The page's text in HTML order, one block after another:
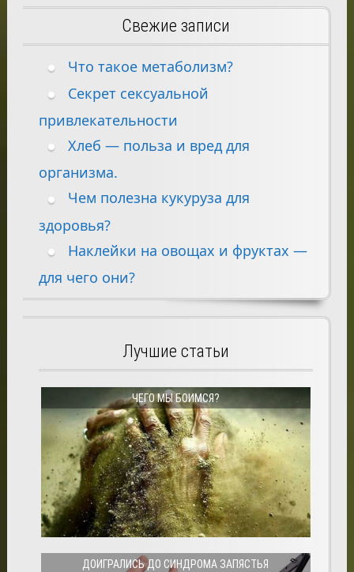
Свежие записи
Что такое метаболизм?
Секрет сексуальной
привлекательности
Хлеб — польза и вред для
организма.
Чем полезна кукуруза для
здоровья?
Наклейки на овощах и фруктах —
для чего они?
Лучшие статьи
ЧЕГО МЫ БОИМСЯ?
ДОИГРАЛИСЬ ДО СИНДРОМА ЗАПЯСТЬЯ